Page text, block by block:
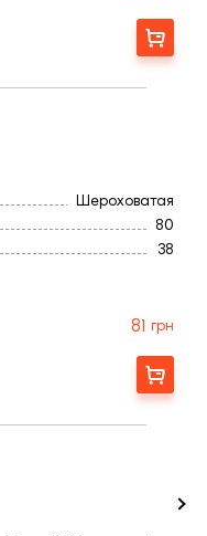
300
Черный
Заказать
Шероховатая
80
38
115
300
Черный
81 грн
Заказать